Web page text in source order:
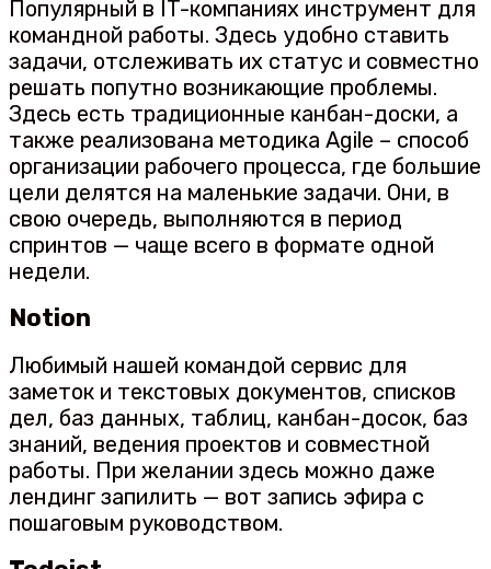
Популярный в IT-компаниях инструмент для
командной работы. Здесь удобно ставить
задачи, отслеживать их статус и совместно
решать попутно возникающие проблемы.
Здесь есть традиционные канбан-доски, а
также реализована методика Agile – способ
организации рабочего процесса, где большие
цели делятся на маленькие задачи. Они, в
свою очередь, выполняются в период
спринтов — чаще всего в формате одной
недели.
Notion
Любимый нашей командой сервис для
заметок и текстовых документов, списков
дел, баз данных, таблиц, канбан-досок, баз
знаний, ведения проектов и совместной
работы. При желании здесь можно даже
лендинг запилить — вот запись эфира с
пошаговым руководством.